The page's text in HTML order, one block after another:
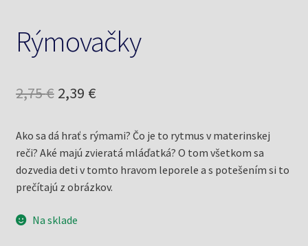
Rýmovačky
2,75€ Pôvodná
bola:
2,75 €.
2,39 €Aktuálna
je:
2,39 €.
Ako sa dá hrať s rýmami? Čo je to rytmus v materinskej
reči? Aké majú zvieratá mláďatká? O tom všetkom sa
dozvedia deti v tomto hravom leporele a s potešením si to
prečítajú z obrázkov.
Na sklade